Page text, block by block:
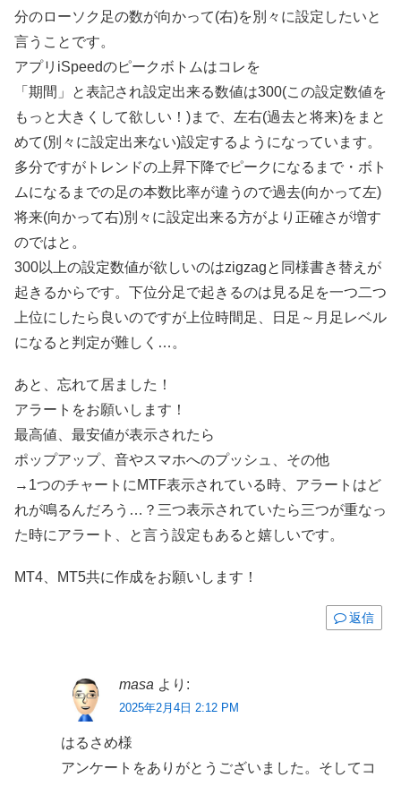
分のローソク足の数が向かって(右)を別々に設定したいと
言うことです。
アプリiSpeedのピークボトムはコレを
「期間」と表記され設定出来る数値は300(この設定数値を
もっと大きくして欲しい！)まで、左右(過去と将来)をまと
めて(別々に設定出来ない)設定するようになっています。
多分ですがトレンドの上昇下降でピークになるまで・ボト
ムになるまでの足の本数比率が違うので過去(向かって左)
将来(向かって右)別々に設定出来る方がより正確さが増す
のではと。
300以上の設定数値が欲しいのはzigzagと同様書き替えが
起きるからです。下位分足で起きるのは見る足を一つ二つ
上位にしたら良いのですが上位時間足、日足～月足レベル
になると判定が難しく…。
あと、忘れて居ました！
アラートをお願いします！
最高値、最安値が表示されたら
ポップアップ、音やスマホへのプッシュ、その他
→1つのチャートにMTF表示されている時、アラートはど
れが鳴るんだろう…？三つ表示されていたら三つが重なっ
た時にアラート、と言う設定もあると嬉しいです。
MT4、MT5共に作成をお願いします！
返信
masa より:
2025年2月4日 2:12 PM
はるさめ様
アンケートをありがとうございました。そしてコ